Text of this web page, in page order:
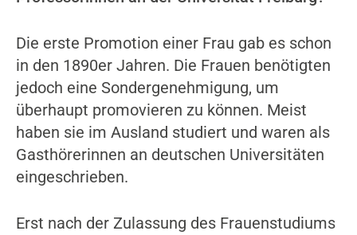
Die erste Promotion einer Frau gab es schon
in den 1890er Jahren. Die Frauen benötigten
jedoch eine Sondergenehmigung, um
überhaupt promovieren zu können. Meist
haben sie im Ausland studiert und waren als
Gasthörerinnen an deutschen Universitäten
eingeschrieben.
Erst nach der Zulassung des Frauenstudiums